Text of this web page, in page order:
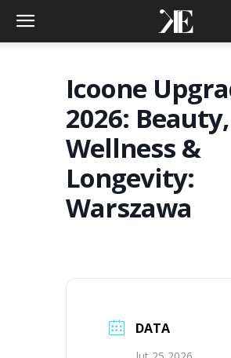
Icoone
2026: Beauty,
Wellness &
Longevity:
Warszawa
DATA